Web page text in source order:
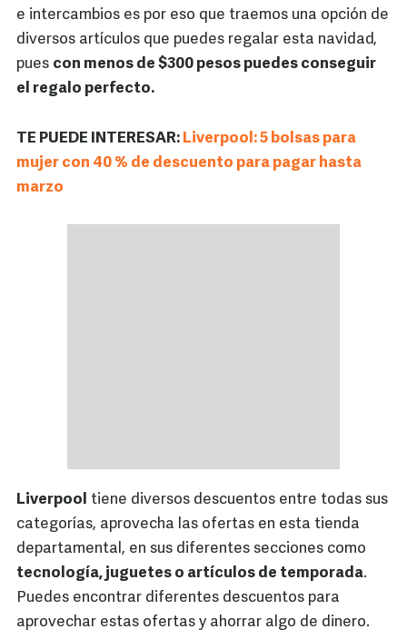
e intercambios es por eso que traemos una opción de
diversos artículos que puedes regalar esta navidad,
pues con menos de $300 pesos puedes conseguir
el regalo perfecto.
TE PUEDE INTERESAR: Liverpool: 5 bolsas para
mujer con 40 % de descuento para pagar hasta
marzo
Liverpool tiene diversos descuentos entre todas sus
categorías, aprovecha las ofertas en esta tienda
departamental, en sus diferentes secciones como
tecnología, juguetes o artículos de temporada.
Puedes encontrar diferentes descuentos para
aprovechar estas ofertas y ahorrar algo de dinero.